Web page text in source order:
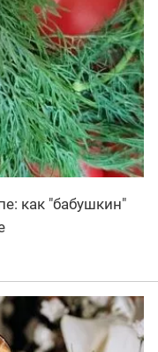
как "бабушкин"